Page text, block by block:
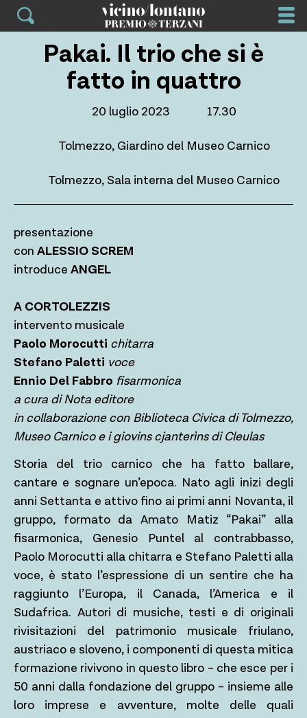
Skip
Pakai. Il trio che si è
fatto in quattro
20 luglio 2023 17.30
Tolmezzo, Giardino del Museo Carnico
Tolmezzo, Sala interna del Museo Carnico
presentazione
con ALESSIO SCREM
introduce ANGEL
A CORTOLEZZIS
intervento musicale
Paolo Morocutti chitarra
Stefano Paletti voce
Ennio Del Fabbro fisarmonica
a cura di Nota editore
in collaborazione con Biblioteca Civica di Tolmezzo,
Museo Carnico e i giovins cjanterìns di Cleulas
Storia del trio carnico che ha fatto ballare,
cantare e sognare un’epoca. Nato agli inizi degli
anni Settanta e attivo fino ai primi anni Novanta, il
gruppo, formato da Amato Matiz “Pakai” alla
fisarmonica, Genesio Puntel al contrabbasso,
Paolo Morocutti alla chitarra e Stefano Paletti alla
voce, è stato l’espressione di un sentire che ha
raggiunto l’Europa, il Canada, l’America e il
Sudafrica. Autori di musiche, testi e di originali
rivisitazioni del patrimonio musicale friulano,
austriaco e sloveno, i componenti di questa mitica
formazione rivivono in questo libro – che esce per i
50 anni dalla fondazione del gruppo – insieme alle
loro imprese e avventure, molte delle quali